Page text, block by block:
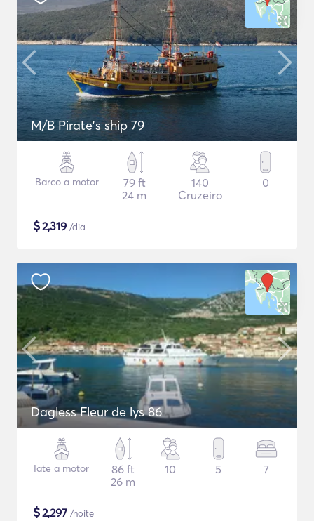
M/B Pirate's ship 79
Barco a motor
79 ft
24 m
140
Cruzeiro
0
$2,319 /dia
Dagless Fleur de lys 86
Iate a motor
86 ft
26 m
10 5 7
$2,297 /noite